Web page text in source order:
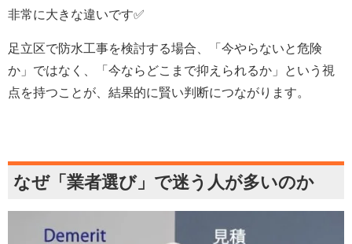
非常に大きな違いです✅
足立区で防水工事を検討する場合、「今やらないと危険
か」ではなく、「今ならどこまで抑えられるか」という視
点を持つことが、結果的に賢い判断につながります。
なぜ「業者選び」で迷う人が多いのか